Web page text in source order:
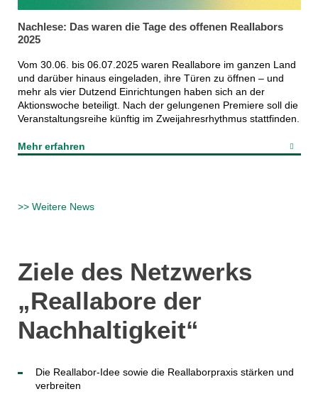
Nachlese: Das waren die Tage des offenen Reallabors
2025
Vom 30.06. bis 06.07.2025 waren Reallabore im ganzen Land
und darüber hinaus eingeladen, ihre Türen zu öffnen – und
mehr als vier Dutzend Einrichtungen haben sich an der
Aktionswoche beteiligt. Nach der gelungenen Premiere soll die
Veranstaltungsreihe künftig im Zweijahresrhythmus stattfinden.
Mehr erfahren
>> Weitere News
Ziele des Netzwerks
„Reallabore der
Nachhaltigkeit“
Die Reallabor-Idee sowie die Reallaborpraxis stärken und
verbreiten